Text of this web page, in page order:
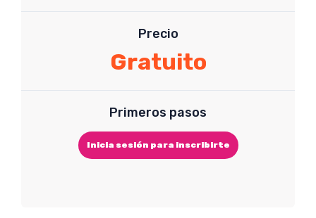
Precio
Gratuito
Primeros pasos
Inicia sesión para inscribirte